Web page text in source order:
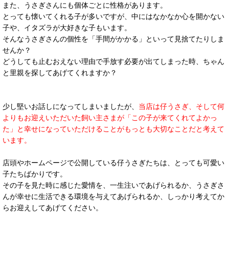
また、うさぎさんにも個体ごとに性格があります。
とっても懐いてくれる子が多いですが、中にはなかなか心を開かない
子や、イタズラが大好きな子もいます。
そんなうさぎさんの個性を「手間がかかる」といって見捨てたりしま
せんか？
どうしても止むおえない理由で手放す必要が出てしまった時、ちゃん
と里親を探してあげてくれますか？
少し堅いお話しになってしまいましたが、 当店は仔うさぎ、そして何
よりもお迎えいただいた飼い主さまが「この子が来てくれてよかっ
た」と幸せになっていただけることがもっとも大切なことだと考えて
います。
店頭やホームページで公開している仔うさぎたちは、とっても可愛い
子たちばかりです。
その子を見た時に感じた愛情を、一生注いであげられるか、うさぎさ
んが幸せに生活できる環境を与えてあげられるか、しっかり考えてか
らお迎えしてあげてください。